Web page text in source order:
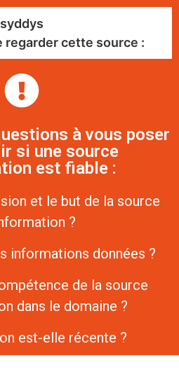
syddys
regarder cette source :
à vous poser
si une source
est fiable :
et le but de la source
?
informations données ?
de la source
dans le domaine ?
est-elle récente ?